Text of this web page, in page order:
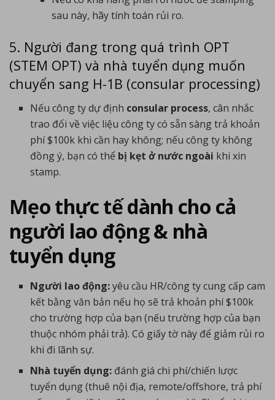
sau này, hãy tính toán rủi ro.
5. Người đang trong quá trình OPT
(STEM OPT) và nhà tuyển dụng muốn
chuyển sang H-1B (consular processing)
Nếu công ty dự định consular process, cân nhắc
trao đổi về việc liệu công ty có sẵn sàng trả khoản
phí $100k khi cần hay không; nếu công ty không
đồng ý, bạn có thể bị kẹt ở nước ngoài khi xin
stamp.
Mẹo thực tế dành cho cả
người lao động & nhà
tuyển dụng
Người lao động:yêu cầu HR/công ty cung cấp cam
kết bằng văn bản nếu họ sẽ trả khoản phí $100k
cho trường hợp của bạn (nếu trường hợp của bạn
thuộc nhóm phải trả). Có giấy tờ này để giảm rủi ro
khi đi lãnh sự.
Nhà tuyển dụng: đánh giá chi phí/chiến lược
tuyển dụng (thuê nội địa, remote/offshore, trả phí